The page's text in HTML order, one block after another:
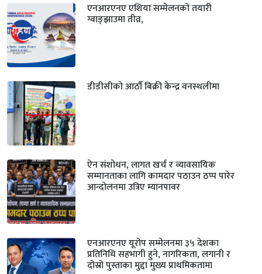
एनआरएनए एशिया सम्मेलनको तयारी
ग्वाङ्झाउमा तीव्र,
डीडीसीको आठौँ बिक्री केन्द्र वनस्थलीमा
ऐन संशोधन, लागत खर्च र व्यावसायिक
सम्मानताका लागि कामदार पठाउन ठप्प पारेर
आन्दोलनमा उत्रिए म्यानपावर
एनआरएनए यूरोप सम्मेलनमा ३५ देशका
प्रतिनिधि सहभागी हुने, नागरिकता, लगानी र
दोस्रो पुस्ताका मुद्दा मुख्य प्राथमिकतामा